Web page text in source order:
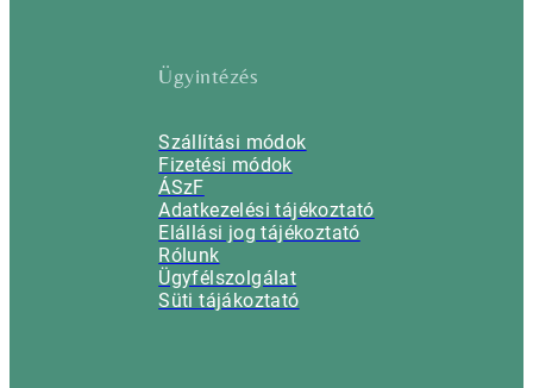
Ügyintézés
Szállítási módok
Fizetési módok
ÁSzF
Adatkezelési tájékoztató
Elállási jog tájékoztató
Rólunk
Ügyfélszolgálat
Süti tájákoztató